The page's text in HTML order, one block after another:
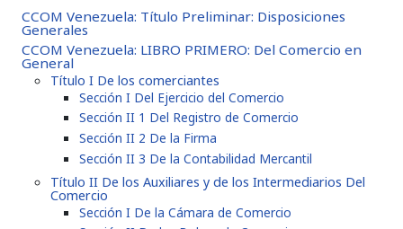
CCOM Venezuela: Título Preliminar: Disposiciones
Generales
CCOM Venezuela: LIBRO PRIMERO: Del Comercio en
General
Título I De los comerciantes
Sección I Del Ejercicio del Comercio
Sección II 1 Del Registro de Comercio
Sección II 2 De la Firma
Sección II 3 De la Contabilidad Mercantil
Título II De los Auxiliares y de los Intermediarios Del
Comercio
Sección I De la Cámara de Comercio